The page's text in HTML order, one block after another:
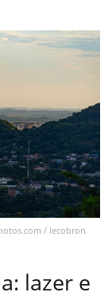
/ lecobron
lazer e